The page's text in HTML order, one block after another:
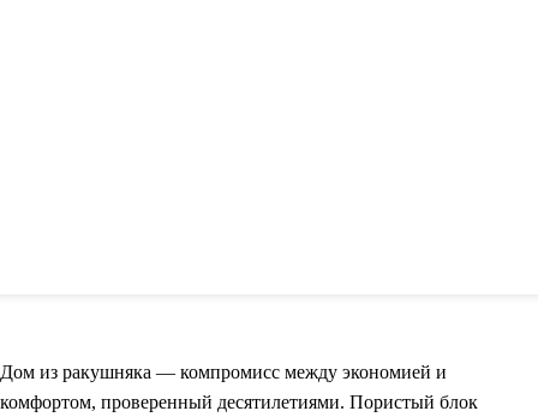
Дом из ракушняка — компромисс между экономией и
комфортом, проверенный десятилетиями. Пористый блок